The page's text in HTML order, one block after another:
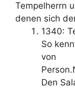
Tempelherrn
denen sich
1340:
So
von
Den